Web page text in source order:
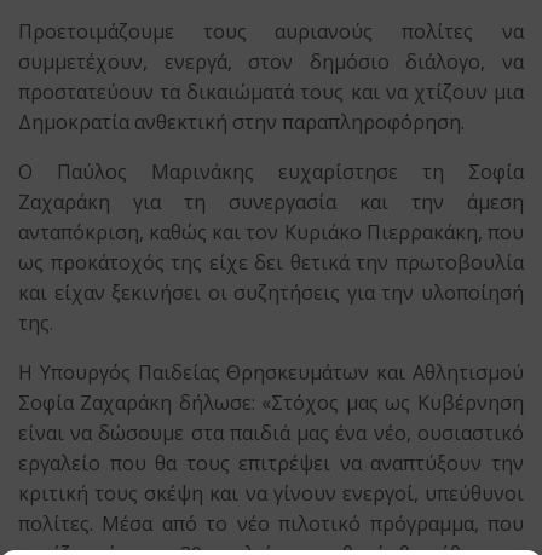
Προετοιμάζουμε τους αυριανούς πολίτες να
συμμετέχουν, ενεργά, στον δημόσιο διάλογο, να
προστατεύουν τα δικαιώματά τους και να χτίζουν μια
Δημοκρατία ανθεκτική στην παραπληροφόρηση.
Ο Παύλος Μαρινάκης ευχαρίστησε τη Σοφία
Ζαχαράκη για τη συνεργασία και την άμεση
ανταπόκριση, καθώς και τον Κυριάκο Πιερρακάκη, που
ως προκάτοχός της είχε δει θετικά την πρωτοβουλία
και είχαν ξεκινήσει οι συζητήσεις για την υλοποίησή
της.
Η Υπουργός Παιδείας Θρησκευμάτων και Αθλητισμού
Σοφία Ζαχαράκη δήλωσε: «Στόχος μας ως Κυβέρνηση
είναι να δώσουμε στα παιδιά μας ένα νέο, ουσιαστικό
εργαλείο που θα τους επιτρέψει να αναπτύξουν την
κριτική τους σκέψη και να γίνουν ενεργοί, υπεύθυνοι
πολίτες. Μέσα από το νέο πιλοτικό πρόγραμμα, που